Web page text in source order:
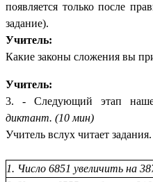
появляется только после
задание).
Учитель:
Какие законы сложения вы
Учитель:
3. - Следующий этап
диктант. (10 мин)
Учитель вслух читает задания.
1. Число 6851 увеличить на